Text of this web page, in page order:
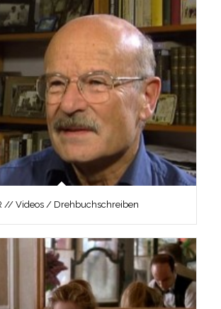
// Videos / Drehbuchschreiben